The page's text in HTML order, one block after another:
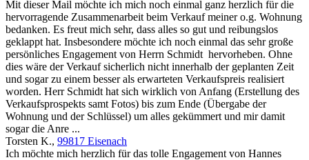
Mit dieser Mail möchte ich mich noch einmal ganz herzlich für die
hervorragende Zusammenarbeit beim Verkauf meiner o.g. Wohnung
bedanken. Es freut mich sehr, dass alles so gut und reibungslos
geklappt hat. Insbesondere möchte ich noch einmal das sehr große
persönliches Engagement von Herrn Schmidt hervorheben. Ohne
dies wäre der Verkauf sicherlich nicht innerhalb der geplanten Zeit
und sogar zu einem besser als erwarteten Verkaufspreis realisiert
worden. Herr Schmidt hat sich wirklich von Anfang (Erstellung des
Verkaufsprospekts samt Fotos) bis zum Ende (Übergabe der
Wohnung und der Schlüssel) um alles gekümmert und mir damit
sogar die Anre ...
Torsten K., 99817 Eisenach
Ich möchte mich herzlich für das tolle Engagement von Hannes